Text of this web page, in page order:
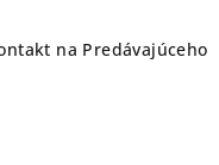
na Predávajúceho